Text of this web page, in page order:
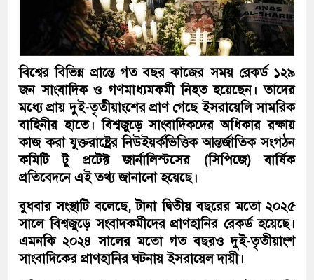
বিশ্বের বিভিন্ন প্রান্তে গত বছর কাজের সময় রেকর্ড ১২৯
জন সাংবাদিক ও গণমাধ্যমকর্মী নিহত হয়েছেন। তাদের
মধ্যে প্রায় দুই-তৃতীয়াংশের প্রাণ গেছে ইসরায়েলি সামরিক
বাহিনীর হাতে। বিশ্বজুড়ে সাংবাদিকদের অধিকার রক্ষায়
কাজ করা যুক্তরাষ্ট্রের নিউইয়র্কভিত্তিক আন্তর্জাতিক সংগঠন
কমিটি টু প্রটেক্ট জার্নালিস্টসের (সিপিজে) বার্ষিক
প্রতিবেদনে এই তথ্য জানানো হয়েছে।
বুধবার সংস্থাটি বলেছে, টানা দ্বিতীয় বছরের মতো ২০২৫
সালে বিশ্বজুড়ে সংবাদকর্মীদের প্রাণহানির রেকর্ড হয়েছে।
এমনকি ২০২৪ সালের মতো গত বছরও দুই-তৃতীয়াংশ
সাংবাদিকের প্রাণহানির ঘটনায় ইসরায়েল দায়ী।